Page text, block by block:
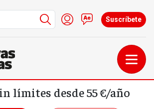
Menú de cuenta de
Iniciar sesión
Contacto
Suscríbete
límites desde 55 €/año